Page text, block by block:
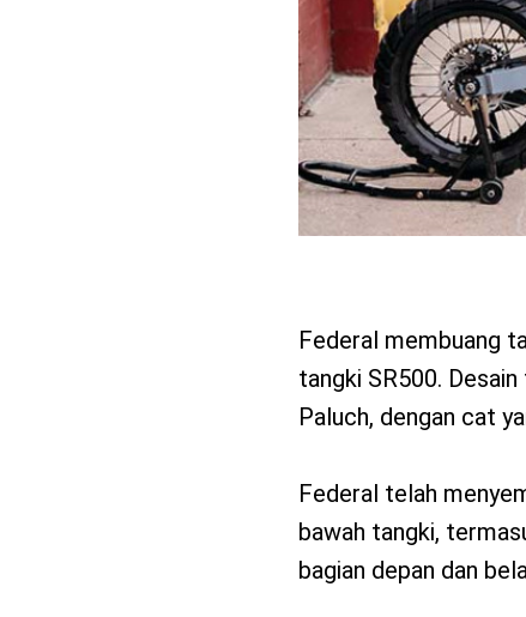
Federal membuang
tangki SR500.
Paluch, dengan cat
Federal telah
bawah tangki,
bagian depan dan